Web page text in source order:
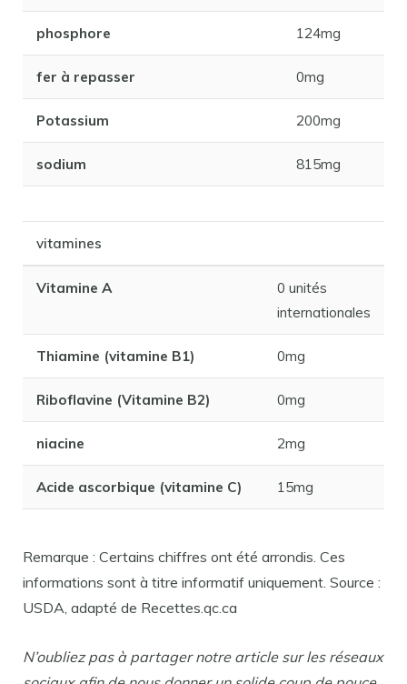
phosphore 124mg
fer à repasser 0mg
Potassium 200mg
sodium 815mg
vitamines
Vitamine A
0 unités
internationales
Thiamine (vitamine B1) 0mg
Riboflavine (Vitamine B2) 0mg
niacine 2mg
Acide ascorbique (vitamine C) 15mg
Remarque : Certains chiffres ont été arrondis. Ces
informations sont à titre informatif uniquement. Source :
USDA, adapté de Recettes.qc.ca
N’oubliez pas à partager notre article sur les réseaux